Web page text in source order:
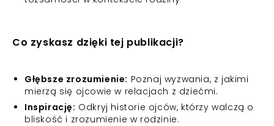
Co zyskasz dzięki tej publikacji?
Głębsze zrozumienie: Poznaj wyzwania, z jakimi
mierzą się ojcowie w relacjach z dziećmi.
Inspirację: Odkryj historie ojców, którzy walczą o
bliskość i zrozumienie w rodzinie.